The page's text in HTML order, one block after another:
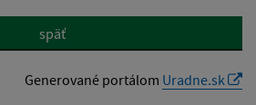
späť
Generované portálom Uradne.sk